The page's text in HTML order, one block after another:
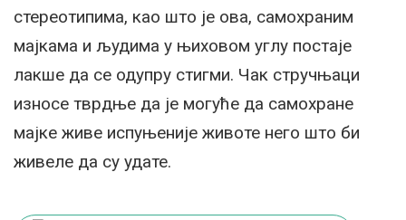
стереотипима, као што је ова, самохраним
мајкама и људима у њиховом углу постаје
лакше да се одупру стигми. Чак стручњаци
износе тврдње да је могуће да самохране
мајке живе испуњеније животе него што би
живеле да су удате.